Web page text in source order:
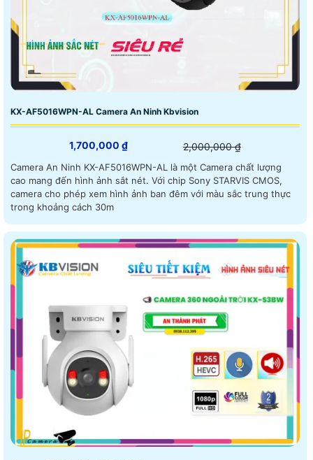
KX-AF5016WPN-AL Camera An Ninh Kbvision
1,700,000 ₫ 2,000,000 ₫
Camera An Ninh KX-AF5016WPN-AL là một Camera chất lượng
cao mang đến hình ảnh sắt nét. Với chip Sony STARVIS CMOS,
camera cho phép xem hình ảnh ban đêm với màu sắc trung thực
trong khoảng cách 30m